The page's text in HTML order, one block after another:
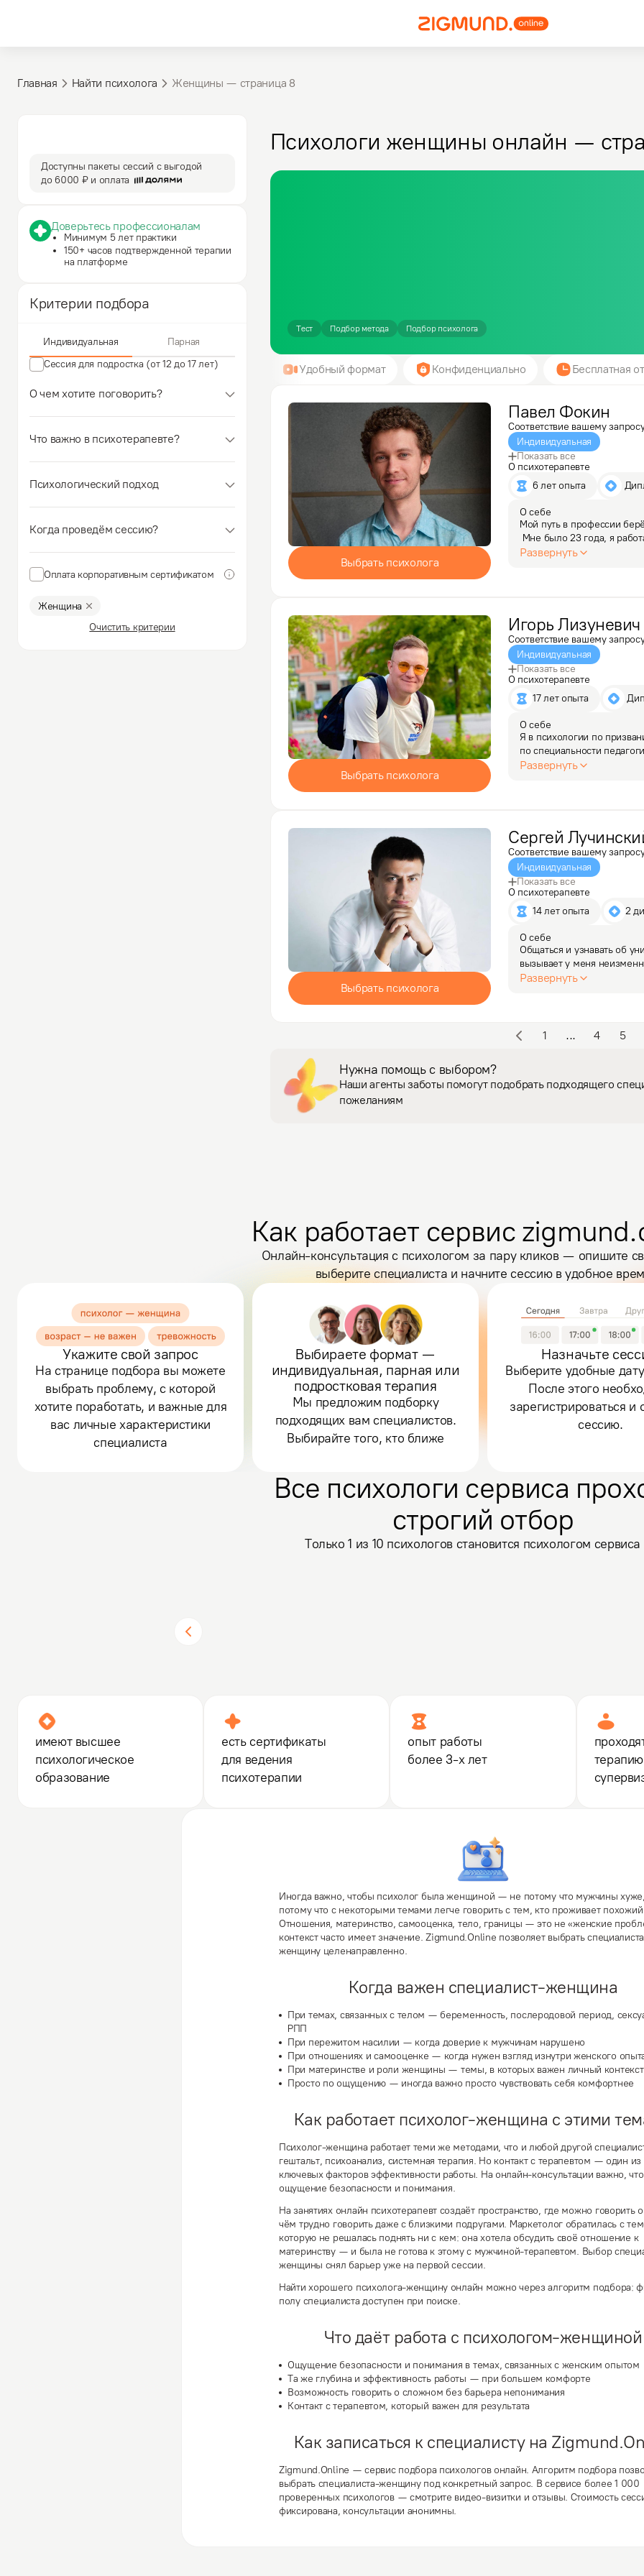
Главная Найти психолога Женщины — cтраница 8
Доступны пакеты сессий с выгодой
до6000 ₽и оплата
Доверьтесь профессионалам
Минимум 5 лет практики
150+ часов подтвержденной терапии
на платформе
Критерии подбора
Индивидуальная
Парная
Сессия для подростка (от 12 до 17 лет)
О чем хотите поговорить?
Что важно в психотерапевте?
Психологический подход
Когда проведём сессию?
Оплата корпоративным сертификатом
Женщина
Очистить критерии
Психологи женщины онлайн —
Тест Подбор метода Подбор психолога
Удобный формат Конфиденциально Бесплатная
Выбрать психолога
Павел Фокин
Соответствие вашему
Индивидуальная
Показать все
О психотерапевте
6 лет опыта
О себе
Мой путь в профессии
Мне было 23 года, я
в сторону смены
Развернуть
Выбрать психолога
Игорь Лизуневич
Соответствие вашему
Индивидуальная
Показать все
О психотерапевте
17 лет опыта
О себе
Я в психологии по
по специальности
психолог. Опыт работы в
Развернуть
Выбрать психолога
Сергей
Соответствие вашему
Индивидуальная
Показать все
О психотерапевте
14 лет опыта
2
О себе
Общаться и узнавать об
вызывает у меня
Возможность видеть
Развернуть
1 ... 4 5
Нужна помощь с выбором?
Наши агенты заботы помогут подобрать подходящего
пожеланиям
Как работает сервис
Онлайн-консультация с психологом за пару кликов — опишите
выберите специалиста и начните сессию в удобное
Укажите свой запрос
На странице подбора вы можете
выбрать проблему, с которой
хотите поработать, и важные для
вас личные характеристики
специалиста
Выбираете формат —
индивидуальная, парная или
подростковая терапия
Мы предложим подборку
подходящих вам специалистов.
Выбирайте того, кто ближе
Назначьте
Выберите удобные
После этого
зарегистрироваться и
сессию.
Все психологи сервиса
строгий отбор
Только 1 из 10 психологов становится психологом сервиса
имеют высшее
психологическое
образование
есть сертификаты
для ведения
психотерапии
опыт работы
более 3-х лет
Иногда важно, чтобы психолог была женщиной — не потому что мужчины
потому что с некоторыми темами легче говорить с тем, кто проживает
Отношения, материнство, самооценка, тело, границы — это не «женские
контекст часто имеет значение. Zigmund.Online позволяет выбрать
женщину целенаправленно.
Когда важен специалист-женщина
При темах, связанных с телом — беременность, послеродовой период,
РПП
При пережитом насилии — когда доверие к мужчинам нарушено
При отношениях и самооценке — когда нужен взгляд изнутри женского
При материнстве и роли женщины — темы, в которых важен личный контекст
Просто по ощущению— иногда важно просто чувствовать себя комфортнее
Как работает психолог-женщина с этими
Психолог-женщина работает теми же методами, что и любой другой
гештальт, психоанализ, системная терапия. Но контакт с терапевтом — один из
ключевых факторов эффективности работы. На онлайн-консультации важно,
ощущение безопасности и понимания.
На занятиях онлайн психотерапевт создаёт пространство, где можно говорить
чём трудно говорить даже с близкими подругами. Маркетолог обратилась с
которую не решалась поднять ни с кем: она хотела обсудить своё отношение к
материнству — и была не готова к этому с мужчиной-терапевтом. Выбор
женщины снял барьер уже на первой сессии.
Найти хорошего психолога-женщину онлайн можно через алгоритм подбора:
полу специалиста доступен при поиске.
Что даёт работа с психологом-женщиной
Ощущение безопасности и понимания в темах, связанных с женским опытом
Та же глубина и эффективность работы — при большем комфорте
Возможность говорить о сложном без барьера непонимания
Контакт с терапевтом, который важен для результата
Как записаться к специалисту на
Zigmund.Online — сервис подбора психологов онлайн. Алгоритм подбора
выбрать специалиста-женщину под конкретный запрос. В сервисе более 1 000
проверенных психологов — смотрите видео-визитки и отзывы. Стоимость
фиксирована, консультации анонимны.